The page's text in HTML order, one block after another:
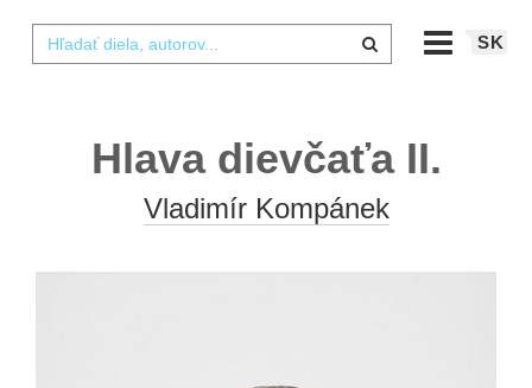
SK
Hlava dievčaťa II.
Vladimír Kompánek